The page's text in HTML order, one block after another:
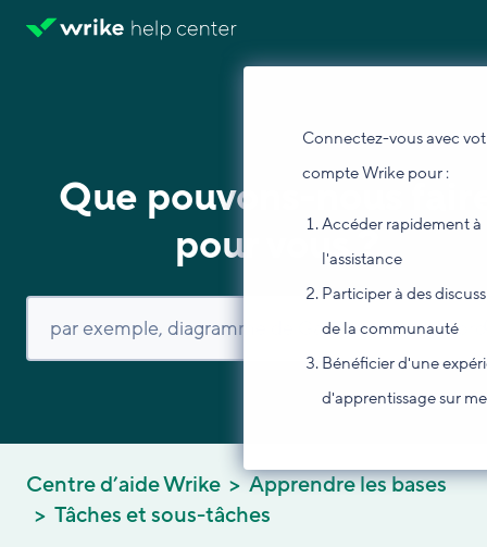
Connectez-vous avec
compte Wrike pour :
Accéder rapidement à
l'assistance
Participer à des
de la communauté
Bénéficier d'une
d'apprentissage sur
Que pouvons-nous
pour vous ?
Centre d’aide Wrike
Apprendre les bases
Tâches et sous-tâches